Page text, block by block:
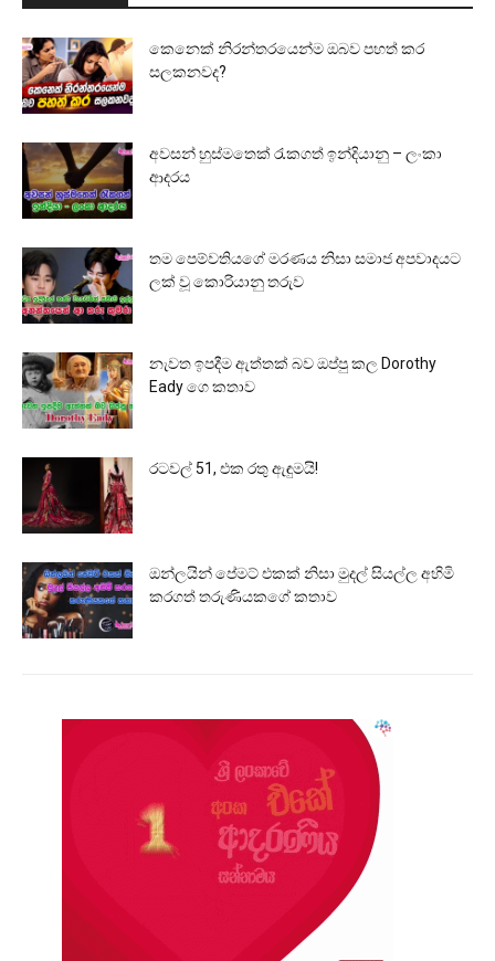
කෙනෙක් නිරන්තරයෙන්ම ඔබව පහත් කර
සලකනවද?
අවසන් හුස්මතෙක් රැකගත් ඉන්දියානු – ලංකා
ආදරය
තම පෙම්වතියගේ මරණය නිසා සමාජ අපවාදයට
ලක් වූ කොරියානු තරුව
නැවත ඉපදීම ඇත්තක් බව ඔප්පු කල Dorothy
Eady ගෙ කතාව
රටවල් 51, එක රතු ඇඳුමයි!
ඔන්ලයින් පේමට් එකක් නිසා මුදල් සියල්ල අහිමි
කරගත් තරුණියකගේ කතාව